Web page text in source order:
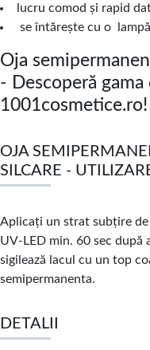
lucru comod și rapid
se întărește cu o
Oja
- Descoperă
1001cosmetice.ro!
OJA
SILCARE -
Aplicați un strat subțire
UV-LED min. 60 sec după
sigilează lacul cu un top
semipermanenta.
DETALII